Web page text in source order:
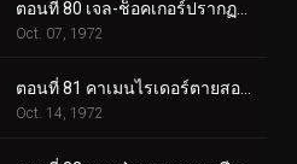
Oct. 07, 1972
ตอนที่ 81 คาเมนไรเดอร์ตายสองครั้ง!
Oct. 14, 1972